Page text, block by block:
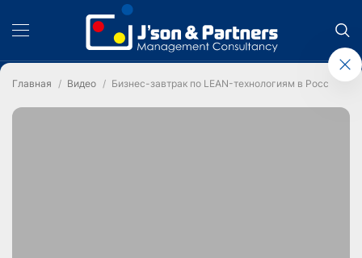
Главная Видео Бизнес-завтрак по LEAN-технологиям в России.